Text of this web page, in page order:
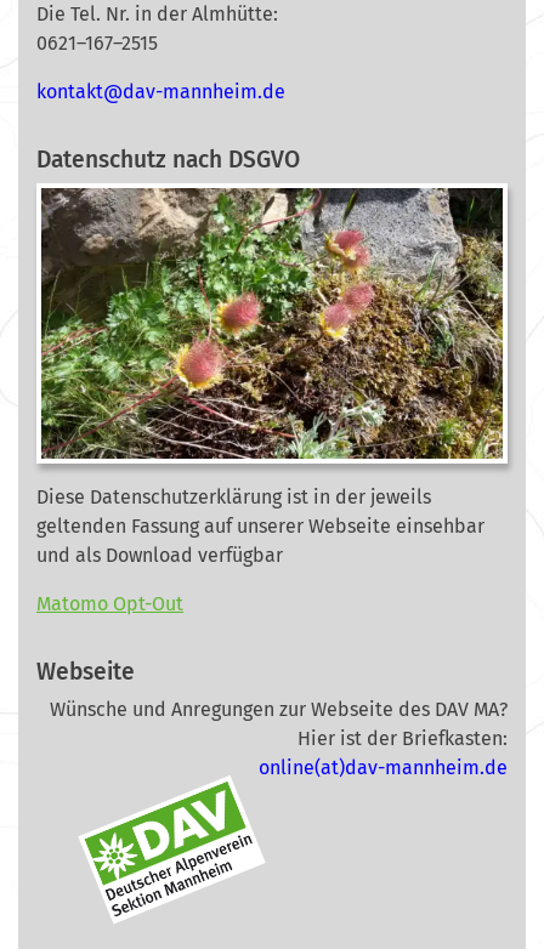
Die Tel. Nr. in der Almhütte:
0621–167–2515
ed.mi
ehnna
m-vad
@tkat
nok
Datenschutz nach DSGVO
Diese Datenschutzerklärung ist in der jeweils
geltenden Fassung auf unserer Webseite einsehbar
und als Download verfügbar
Matomo Opt-Out
Webseite
Wünsche und Anregungen zur Webseite des DAV MA?
Hier ist der Briefkasten:
online(at)dav-mannheim.de